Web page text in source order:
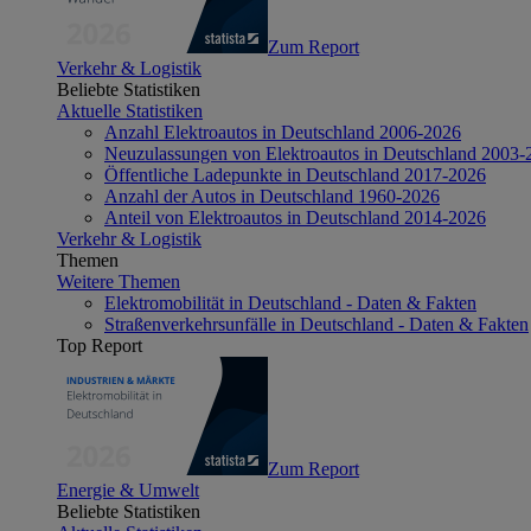
Zum Report
Verkehr & Logistik
Beliebte Statistiken
Aktuelle Statistiken
Anzahl Elektroautos in Deutschland 2006-2026
Neuzulassungen von Elektroautos in Deutschland 2003-
Öffentliche Ladepunkte in Deutschland 2017-2026
Anzahl der Autos in Deutschland 1960-2026
Anteil von Elektroautos in Deutschland 2014-2026
Verkehr & Logistik
Themen
Weitere Themen
Elektromobilität in Deutschland - Daten & Fakten
Straßenverkehrsunfälle in Deutschland - Daten & Fakten
Top Report
Zum Report
Energie & Umwelt
Beliebte Statistiken